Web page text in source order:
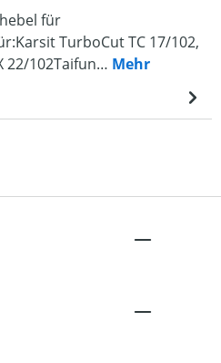
für
TurboCut TC 17/102,
22/102Taifun… Mehr